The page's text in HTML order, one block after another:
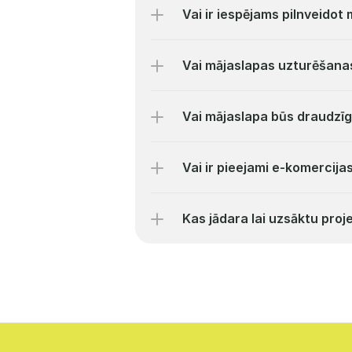
Vai ir iespējams pilnveidot
Vai mājaslapas
Vai mājaslapa būs
Vai ir pieejami e-
Kas jādara lai uzsāktu